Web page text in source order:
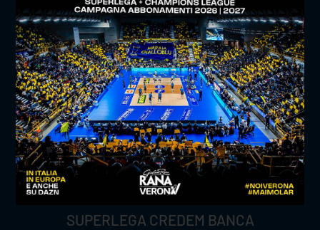
TITLE SPONSOR
SUPERLEGA CREDEM BANCA